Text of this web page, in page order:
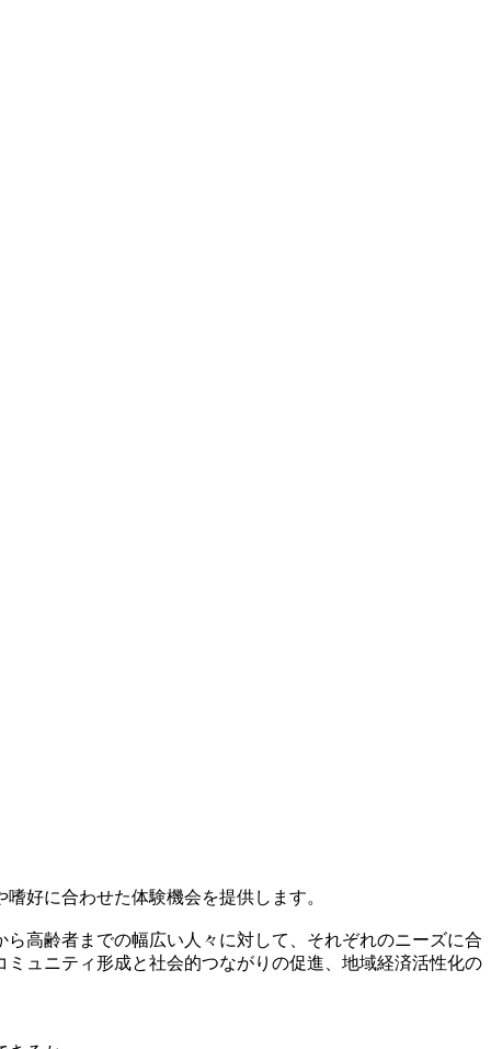
好に合わせた体験機会を提供します。
高齢者までの幅広い人々に対して、それぞれのニーズに合
ュニティ形成と社会的つながりの促進、地域経済活性化の